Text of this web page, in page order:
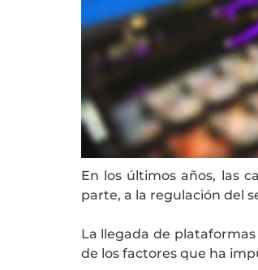
En los últimos años, las
parte, a la regulación del
La llegada de
de los factores que ha